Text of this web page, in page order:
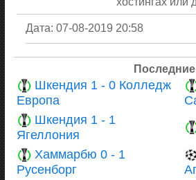
Дата: 07-08-2019 20:58
Шкендия 1 - 0 Колледж
Европа
Шкендия 1 - 1
Ягеллония
Хаммарбю 0 - 1
Русенборг